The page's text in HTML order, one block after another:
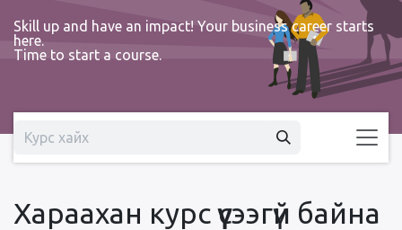
Skill up and have an impact! Your business career starts
here.
Time to start a course.
Хараахан курс үүсээгүй байна